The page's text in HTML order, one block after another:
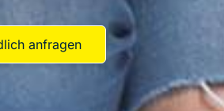
anfragen